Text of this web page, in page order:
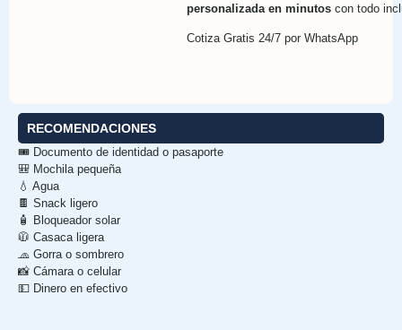
personalizada en minutos con todo
Cotiza Gratis 24/7 por WhatsApp
RECOMENDACIONES
🎟️ Documento de identidad o pasaporte
🎒 Mochila pequeña
💧 Agua
🍫 Snack ligero
🧴 Bloqueador solar
🧥 Casaca ligera
🧢 Gorra o sombrero
📸 Cámara o celular
💵 Dinero en efectivo